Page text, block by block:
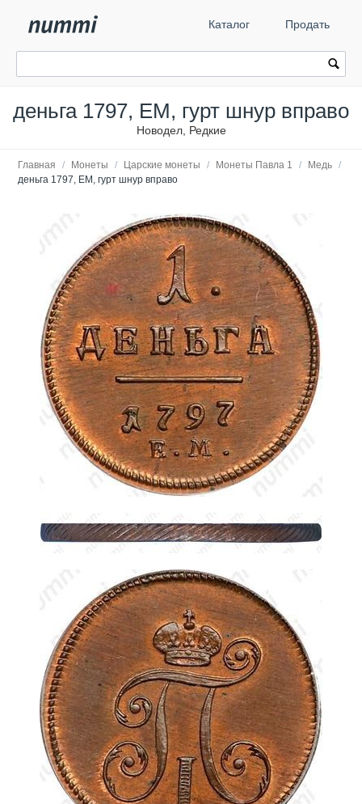
Каталог Продать
деньга 1797, ЕМ, гурт шнур вправо
Новодел, Редкие
Главная / Монеты / Царские монеты / Монеты Павла 1 / Медь /
деньга 1797, ЕМ, гурт шнур вправо